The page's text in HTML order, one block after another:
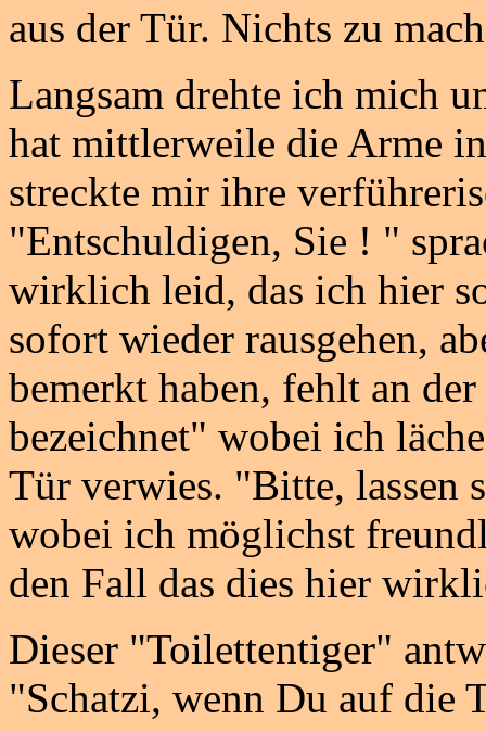
aus der Tür. Nichts zu
Langsam drehte ich mich
hat mittlerweile die Arme
streckte mir ihre
"Entschuldigen, Sie ! "
wirklich leid, das ich hier
sofort wieder rausgehen,
bemerkt haben, fehlt an
bezeichnet" wobei ich
Tür verwies. "Bitte, lassen
wobei ich möglichst
den Fall das dies hier
Dieser "Toilettentiger"
"Schatzi, wenn Du auf die